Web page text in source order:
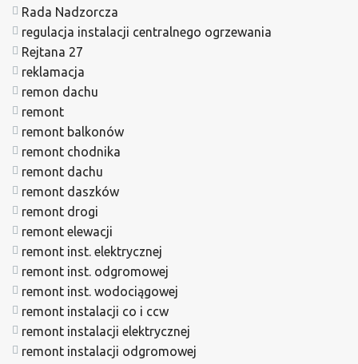
Rada Nadzorcza
regulacja instalacji centralnego ogrzewania
Rejtana 27
reklamacja
remon dachu
remont
remont balkonów
remont chodnika
remont dachu
remont daszków
remont drogi
remont elewacji
remont inst. elektrycznej
remont inst. odgromowej
remont inst. wodociągowej
remont instalacji co i ccw
remont instalacji elektrycznej
remont instalacji odgromowej